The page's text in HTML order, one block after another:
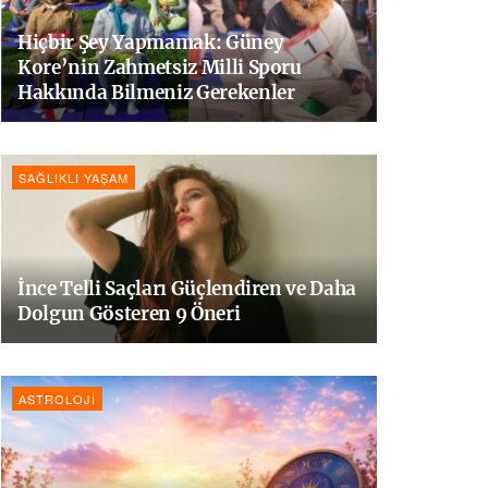
Hiçbir Şey Yapmamak: Güney
Kore’nin Zahmetsiz Milli Sporu
Hakkında Bilmeniz Gerekenler
SAĞLIKLI YAŞAM
İnce Telli Saçları Güçlendiren ve Daha
Dolgun Gösteren 9 Öneri
ASTROLOJI